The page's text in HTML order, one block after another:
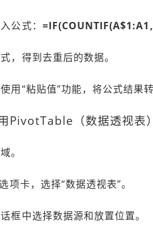
公式：
，得到去重后的数据。
用“粘贴值”功能，将公式结果
PivotTable（数据透视表
。
项卡，选择“数据透视表”。
框中选择数据源和放置位置。